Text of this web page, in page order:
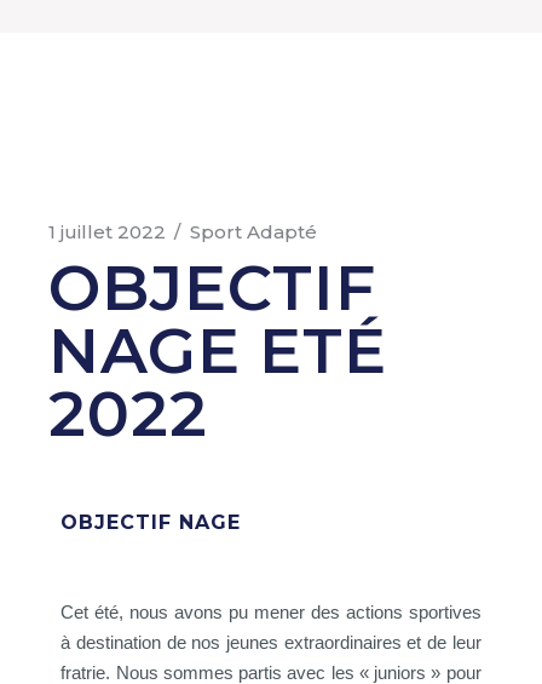
1 juillet 2022 Sport Adapté
OBJECTIF
NAGE ETÉ
2022
OBJECTIF NAGE
Cet été, nous avons pu mener des actions sportives
à destination de nos jeunes extraordinaires et de leur
fratrie. Nous sommes partis avec les « juniors » pour